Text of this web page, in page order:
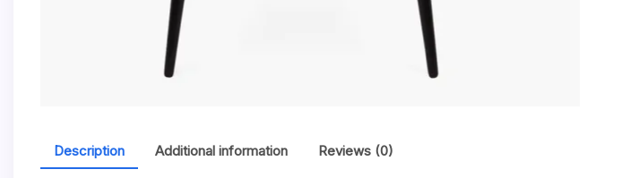
Description Additional information Reviews (0)